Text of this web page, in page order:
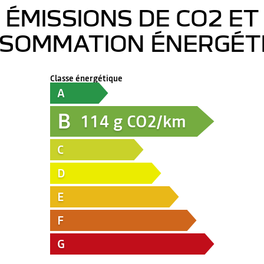
ÉMISSIONS DE CO2 ET
Classe énergétique
A
B 114 g CO2/km
C
D
E
F
G